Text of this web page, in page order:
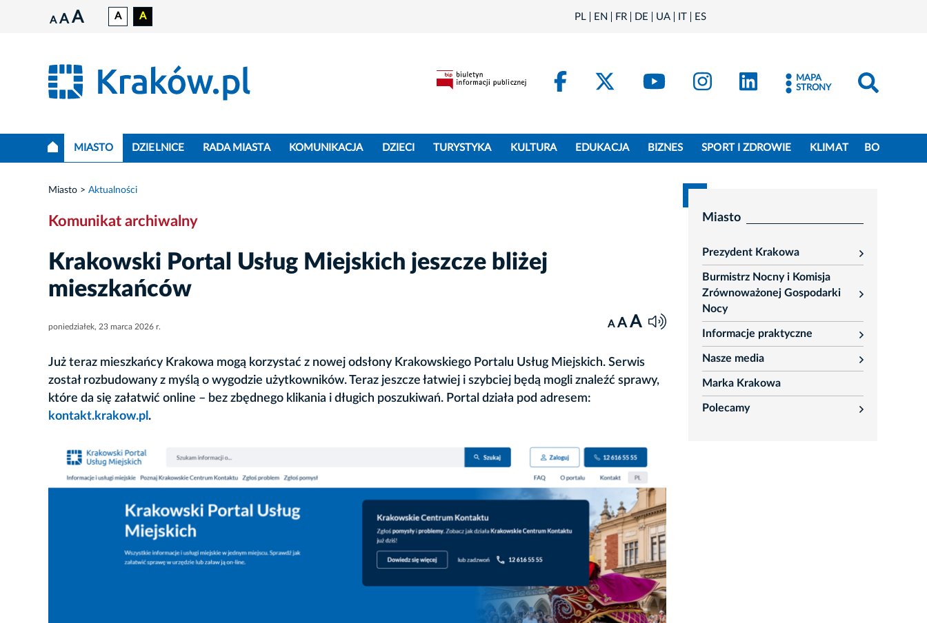
A A A A A PL EN FR DE UA IT ES
FacebookKraków - X
Kraków - YouTube
Kraków - Instagram
Kraków - LinkedIn
MAPA
STRONY
MIASTO DZIELNICE RADA MIASTA KOMUNIKACJA DZIECI TURYSTYKA KULTURA EDUKACJA BIZNES SPORT I ZDROWIE KLIMAT BO
Miasto Aktualności
Komunikat archiwalny
Krakowski Portal Usług Miejskich jeszcze bliżej
mieszkańców
poniedziałek, 23 marca 2026 r. A A A
Już teraz mieszkańcy Krakowa mogą korzystać z nowej odsłony Krakowskiego Portalu Usług Miejskich. Serwis
został rozbudowany z myślą o wygodzie użytkowników. Teraz jeszcze łatwiej i szybciej będą mogli znaleźć sprawy,
które da się załatwić online – bez zbędnego klikania i długich poszukiwań. Portal działa pod adresem:
kontakt.krakow.pl .
Miasto
Prezydent Krakowa
rozwiń
Burmistrz Nocny i Komisja
Zrównoważonej Gospodarki
Nocy
rozwiń
Informacje praktyczne
rozwiń
Nasze media
rozwiń
Marka Krakowa
Polecamy
rozwiń